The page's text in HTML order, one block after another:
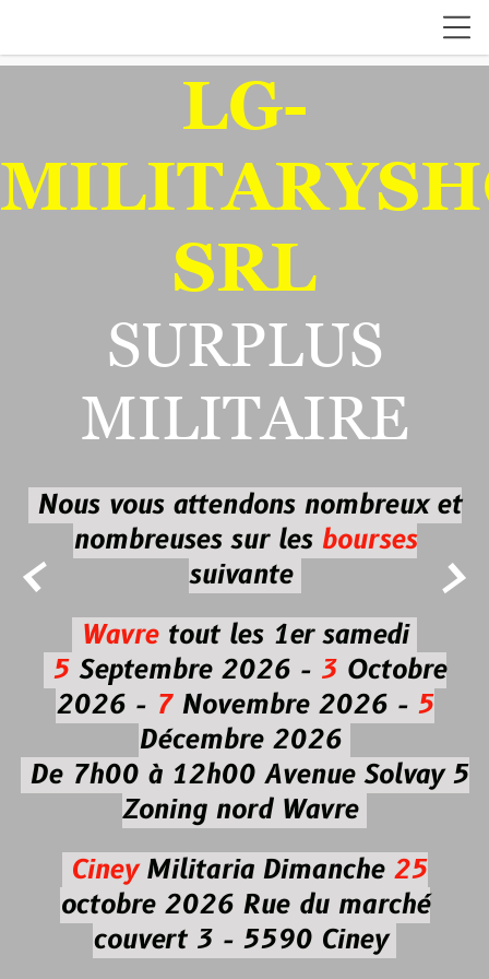
 
LG-
SRL
SURPLUS
MILITAIRE
Nous vous attendons nombreux et
nombreuses sur les bourses
suivante
Wavretout les 1er samedi
5Septembre 2026 - 3Octobre
2026 -7Novembre 2026 - 5
Décembre 2026
De 7h00 à 12h00 Avenue Solvay 5
Zoning nord Wavre
CineyMilitaria Dimanche 25
octobre 2026Rue du marché
couvert 3 - 5590 Ciney